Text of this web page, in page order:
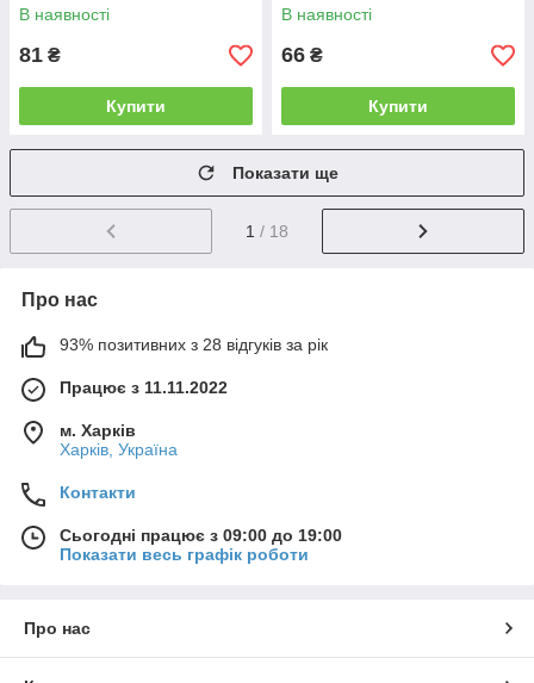
В наявності
81 ₴
Купити
В наявності
66 ₴
Купити
Показати ще
1 / 18
Про нас
93% позитивних з 28 відгуків за рік
Працює з 11.11.2022
м. Харків
Харків, Україна
Контакти
Сьогодні працює з 09:00 до 19:00
Показати весь графік роботи
Про нас